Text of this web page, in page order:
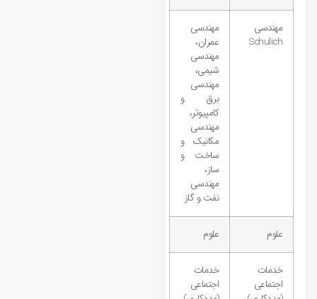
مهندسی
Schulich
مهندسی
عمران،
مهندسی
شیمی،
مهندسی
برق و
کامپیوتر،
مهندسی
مکانیک و
ساخت و
ساز،
مهندسی
نفت و گاز
علوم علوم
خدمات
اجتماعی
خدمات
اجتماعی